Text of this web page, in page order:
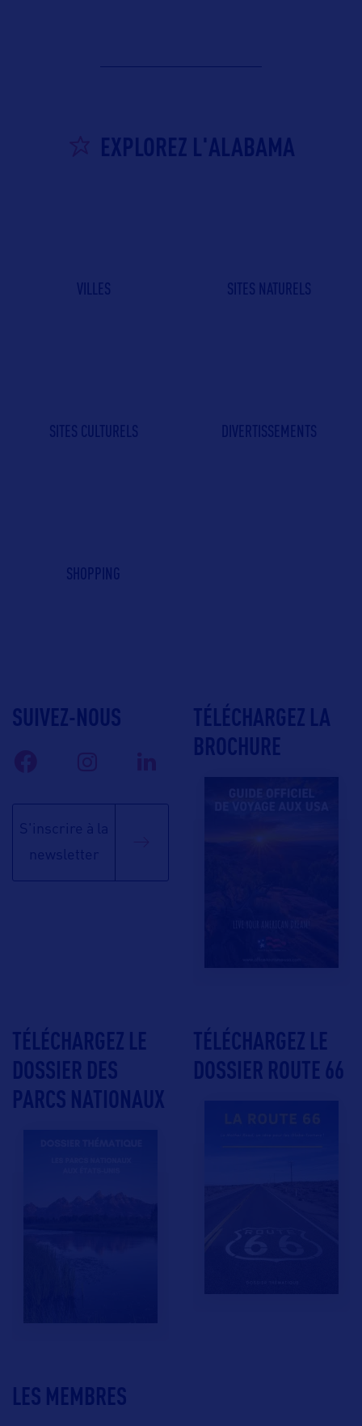
EXPLOREZ L'ALABAMA
VILLES SITES NATURELS
SITES CULTURELS DIVERTISSEMENTS
SHOPPING
LES MEMBRES
SUIVEZ-NOUS
S'inscrire à la
newsletter
TÉLÉCHARGEZ LA
BROCHURE
TÉLÉCHARGEZ LE
DOSSIER DES
PARCS NATIONAUX
TÉLÉCHARGEZ LE
DOSSIER ROUTE 66